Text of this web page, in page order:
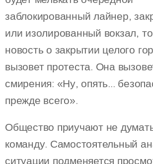
заблокированный лайнер,
или изолированный вокзал,
новость о закрытии целого
вызовет протеста. Она
смирения: «Ну, опять...
прежде всего».
Общество приучают не
команду. Самостоятельный
ситуации подменяется